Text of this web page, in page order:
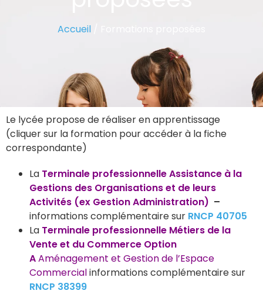
Accueil
Le lycée propose de réaliser en apprentissage
(cliquer sur la formation pour accéder à la fiche
correspondante)
La Terminale professionnelle Assistance à la
Gestions des Organisations et de leurs
Activités (ex Gestion Administration) –
informations complémentaire sur RNCP 40705
La Terminale professionnelle Métiers de la
Vente et du Commerce Option
AAménagement et Gestion de l’Espace
Commercialinformations complémentaire sur
RNCP 38399